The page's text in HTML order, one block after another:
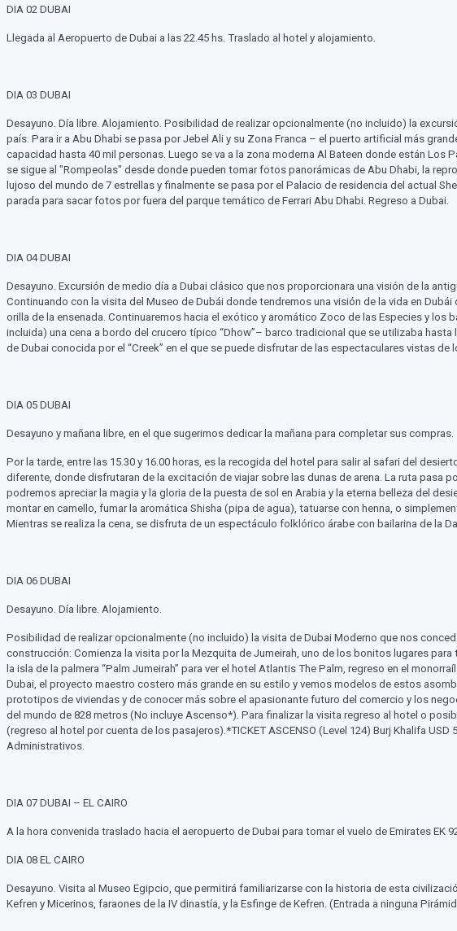
DIA 02 DUBAI
Llegada al Aeropuerto de Dubai a las 22.45 hs. Traslado al hotel y alojamiento.
DIA 03 DUBAI
Desayuno. Día libre. Alojamiento. Posibilidad de realizar opcionalmente (no incluido) la
país. Para ir a Abu Dhabi se pasa por Jebel Ali y su Zona Franca – el puerto artificial más
capacidad hasta 40 mil personas. Luego se va a la zona moderna Al Bateen donde están
se sigue al "Rompeolas" desde donde pueden tomar fotos panorámicas de Abu Dhabi, la
lujoso del mundo de 7 estrellas y finalmente se pasa por el Palacio de residencia del actual
parada para sacar fotos por fuera del parque temático de Ferrari Abu Dhabi. Regreso a Dubai.
DIA 04 DUBAI
Desayuno. Excursión de medio día a Dubai clásico que nos proporcionara una visión de la
Continuando con la visita del Museo de Dubái donde tendremos una visión de la vida en
orilla de la ensenada. Continuaremos hacia el exótico y aromático Zoco de las Especies y
incluida) una cena a bordo del crucero típico “Dhow”– barco tradicional que se utilizaba
de Dubai conocida por el “Creek” en el que se puede disfrutar de las espectaculares vistas de
DIA 05 DUBAI
Desayuno y mañana libre, en el que sugerimos dedicar la mañana para completar sus compras.
Por la tarde, entre las 15.30 y 16.00 horas, es la recogida del hotel para salir al safari del
diferente, donde disfrutaran de la excitación de viajar sobre las dunas de arena. La ruta
podremos apreciar la magia y la gloria de la puesta de sol en Arabia y la eterna belleza del
montar en camello, fumar la aromática Shisha (pipa de agua), tatuarse con henna, o
Mientras se realiza la cena, se disfruta de un espectáculo folklórico árabe con bailarina de la
DIA 06 DUBAI
Desayuno. Día libre. Alojamiento.
Posibilidad de realizar opcionalmente (no incluido) la visita de Dubai Moderno que nos
construcción: Comienza la visita por la Mezquita de Jumeirah, uno de los bonitos lugares
la isla de la palmera “Palm Jumeirah” para ver el hotel Atlantis The Palm, regreso en el
Dubai, el proyecto maestro costero más grande en su estilo y vemos modelos de estos
prototipos de viviendas y de conocer más sobre el apasionante futuro del comercio y los
del mundo de 828 metros (No incluye Ascenso*). Para finalizar la visita regreso al hotel o
(regreso al hotel por cuenta de los pasajeros).*TICKET ASCENSO (Level 124) Burj Khalifa
Administrativos.
DIA 07 DUBAI – EL CAIRO
A la hora convenida traslado hacia el aeropuerto de Dubai para tomar el vuelo de Emirates EK
DIA 08 EL CAIRO
Desayuno. Visita al Museo Egipcio, que permitirá familiarizarse con la historia de esta
Kefren y Micerinos, faraones de la IV dinastía, y la Esfinge de Kefren. (Entrada a ninguna